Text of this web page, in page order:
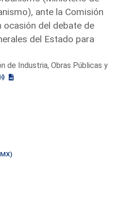
ante la Comisión
ocasión del debate de
del Estado para
de Industria, Obras Públicas y